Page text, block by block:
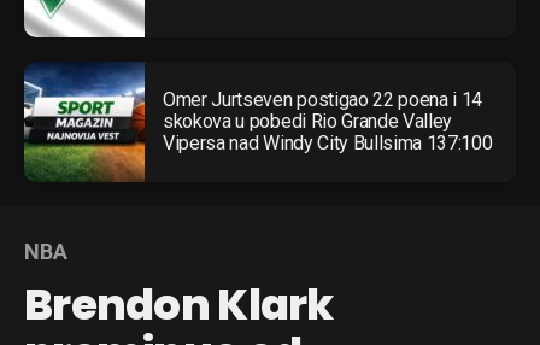
Omer Jurtseven postigao 22 poena i 14
skokova u pobedi Rio Grande Valley
Vipersa nad Windy City Bullsima 137:100
NBA
Brendon Klark